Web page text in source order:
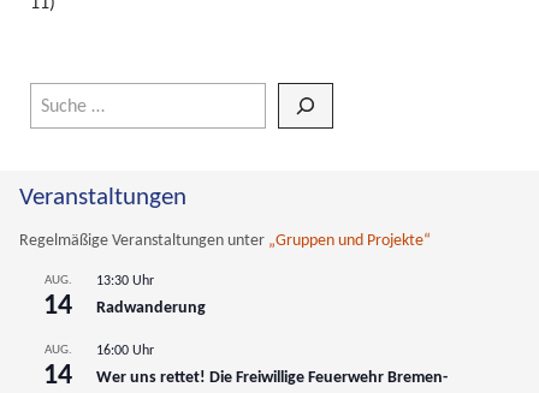
Veranstaltungen
Regelmäßige Veranstaltungen unter „Gruppen und Projekte“
AUG.
14
13:30 Uhr
Radwanderung
AUG.
14
16:00 Uhr
Wer uns rettet! Die Freiwillige Feuerwehr Bremen-